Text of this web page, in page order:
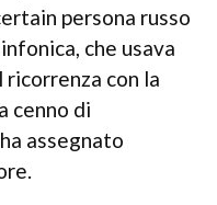
persona russo
che usava
con la
cenno di
assegnato